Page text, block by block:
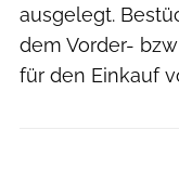
ausgelegt.
dem Vorder-
für den Einkauf